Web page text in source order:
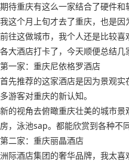
期待重庆有这么一家结合了硬件和
我这个月上旬才去了重庆，也是
前往这做城市，我个人还是比较
各大酒店打卡了，今天顺便总结几
第一家：重庆尼依格罗酒店
首先推荐的这家酒店是因为景观
多游客对重庆的新认知。
新的视角去俯瞰重庆壮美的城市
房，泳池sap。都能欣赏到各种不
第二家：重庆丽晶酒店
洲际酒店集团的奢华品牌，我太